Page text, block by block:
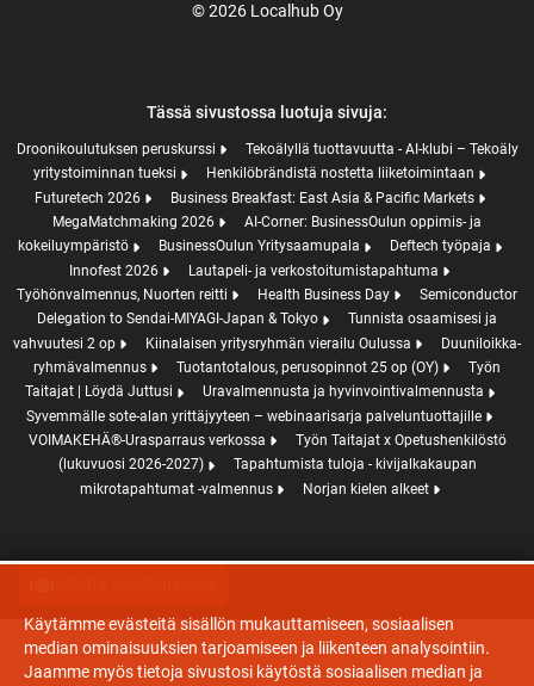
© 2026 Localhub Oy
Tässä sivustossa luotuja sivuja:
Droonikoulutuksen peruskurssi
Tekoälyllä tuottavuutta - AI-klubi – Tekoäly
yritystoiminnan tueksi
Henkilöbrändistä nostetta liiketoimintaan
Futuretech 2026
Business Breakfast: East Asia & Pacific Markets
MegaMatchmaking 2026
AI-Corner: BusinessOulun oppimis- ja
kokeiluympäristö
BusinessOulun Yritysaamupala
Deftech työpaja
Innofest 2026
Lautapeli- ja verkostoitumistapahtuma
Työhönvalmennus, Nuorten reitti
Health Business Day
Semiconductor
Delegation to Sendai-MIYAGI-Japan & Tokyo
Tunnista osaamisesi ja
vahvuutesi 2 op
Kiinalaisen yritysryhmän vierailu Oulussa
Duuniloikka-
ryhmävalmennus
Tuotantotalous, perusopinnot 25 op (OY)
Työn
Taitajat | Löydä Juttusi
Uravalmennusta ja hyvinvointivalmennusta
Syvemmälle sote-alan yrittäjyyteen – webinaarisarja palveluntuottajille
VOIMAKEHÄ®-Urasparraus verkossa
Työn Taitajat x Opetushenkilöstö
(lukuvuosi 2026-2027)
Tapahtumista tuloja - kivijalkakaupan
mikrotapahtumat -valmennus
Norjan kielen alkeet
Evästeet
Käytämme evästeitä sisällön mukauttamiseen, sosiaalisen
median ominaisuuksien tarjoamiseen ja liikenteen analysointiin.
Jaamme myös tietoja sivustosi käytöstä sosiaalisen median ja